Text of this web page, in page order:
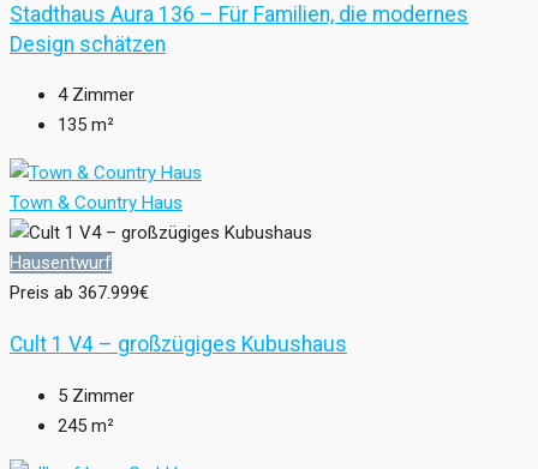
Stadthaus Aura 136 – Für Familien, die modernes
Design schätzen
4 Zimmer
135 m²
Town & Country Haus
Hausentwurf
Preis ab 367.999€
Cult 1 V4 – großzügiges Kubushaus
5 Zimmer
245 m²